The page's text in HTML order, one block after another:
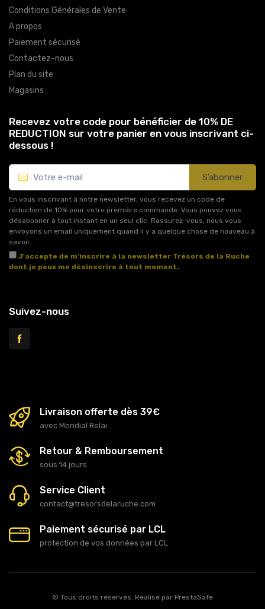
Conditions Générales de Vente
A propos
Paiement sécurisé
Contactez-nous
Plan du site
Magasins
Recevez votre code pour bénéficier de 10% DE
REDUCTION sur votre panier en vous inscrivant ci-
dessous !
S’abonner
En vous inscrivant à notre newsletter, vous recevez un code de
réduction de 10% pour votre première commande. Vous pouvez vous
désabonner à tout instant en un seul clic. Rassurez-vous, nous vous
envoyons un email uniquement quand il y a quelque chose de nouveau à
savoir.
J'accepte de m'inscrire à la newsletter Trésors de la Ruche
dont je peux me désinscrire à tout moment.
Suivez-nous
Livraison offerte dès 39€
avec Mondial Relai
Retour & Remboursement
sous 14 jours
Service Client
contact@tresorsdelaruche.com
Paiement sécurisé par LCL
protection de vos données par LCL
© Tous droits réservés. Réalisé par PrestaSafe